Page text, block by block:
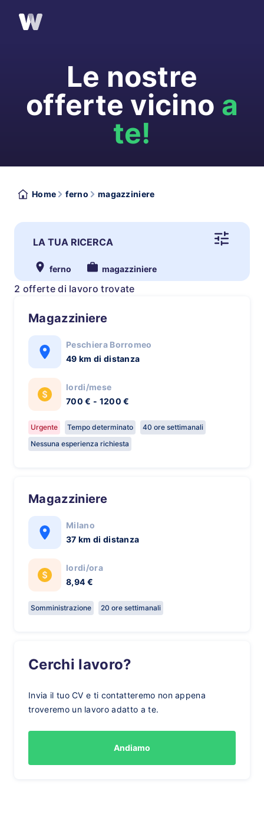
Le nostre
offerte vicino a
te!
Home ferno magazziniere
LA TUA RICERCA
ferno magazziniere
2 offerte di lavoro trovate
Magazziniere
Peschiera Borromeo
49 km di distanza
lordi/mese
700 € - 1200 €
Urgente Tempo determinato
40 ore settimanali
Nessuna esperienza richiesta
Magazziniere
Milano
37 km di distanza
lordi/ora
8,94 €
Somministrazione 20 ore settimanali
Cerchi lavoro?
Invia il tuo CV e ti contatteremo non appena
troveremo un lavoro adatto a te.
Andiamo